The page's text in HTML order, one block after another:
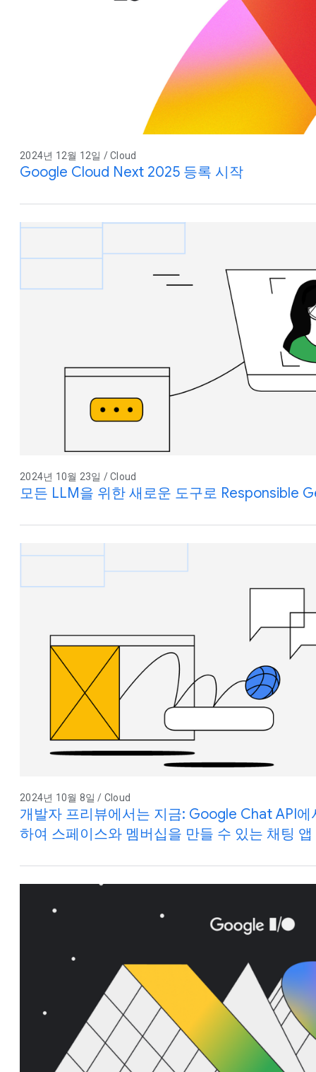
2024년 12월 12일 / Cloud
Google Cloud Next 2025 등록 시작
2024년 10월 23일 / Cloud
모든 LLM을 위한 새로운 도구로 Responsible
2024년 10월 8일 / Cloud
개발자 프리뷰에서는 지금: Google Chat API
하여 스페이스와 멤버십을 만들 수 있는 채팅